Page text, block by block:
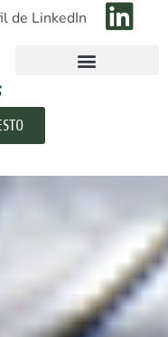
de LinkedIn